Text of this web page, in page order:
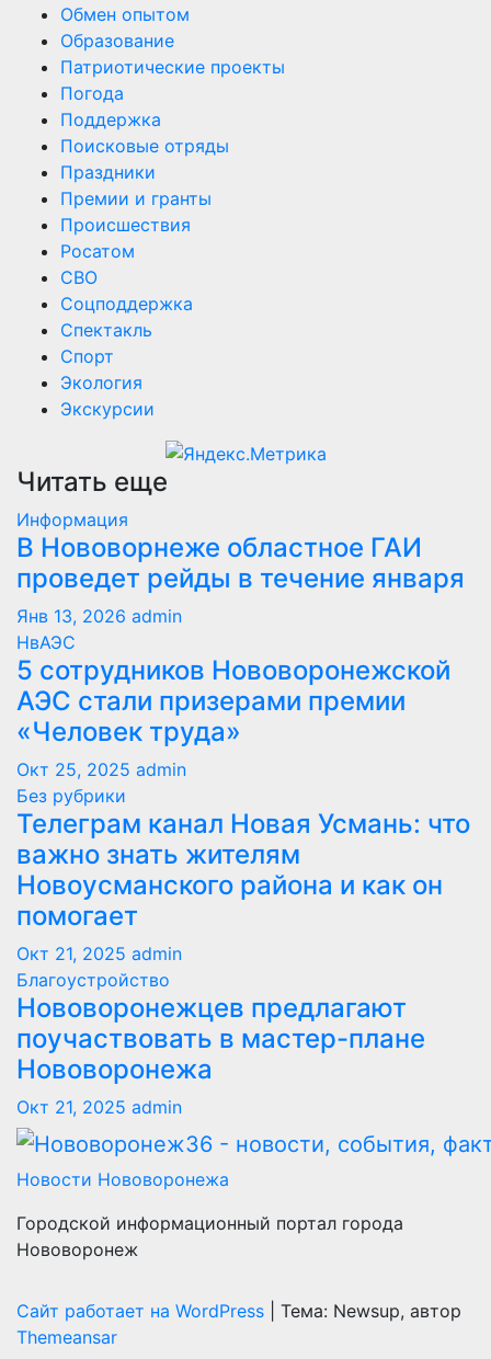
Обмен опытом
Образование
Патриотические проекты
Погода
Поддержка
Поисковые отряды
Праздники
Премии и гранты
Происшествия
Росатом
СВО
Соцподдержка
Спектакль
Спорт
Экология
Экскурсии
Читать еще
Информация
В Нововорнеже областное ГАИ
проведет рейды в течение января
Янв 13, 2026 admin
НвАЭС
5 сотрудников Нововоронежской
АЭС стали призерами премии
«Человек труда»
Окт 25, 2025 admin
Без рубрики
Телеграм канал Новая Усмань: что
важно знать жителям
Новоусманского района и как он
помогает
Окт 21, 2025 admin
Благоустройство
Нововоронежцев предлагают
поучаствовать в мастер-плане
Нововоронежа
Окт 21, 2025 admin
Новости Нововоронежа
Городской информационный портал города
Нововоронеж
Сайт работает на WordPress
Тема: Newsup, автор
Themeansar